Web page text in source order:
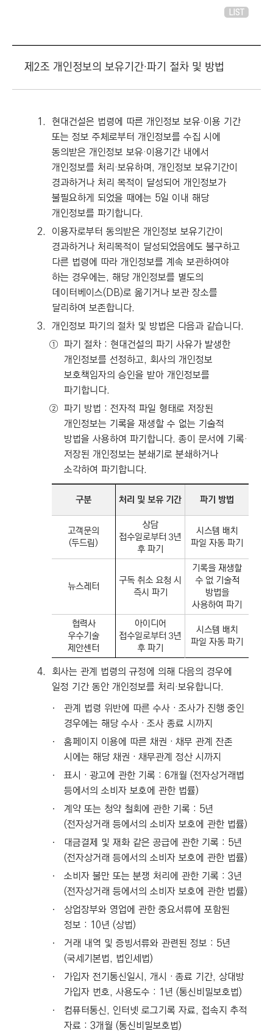
LIST
제2조 개인정보의 보유기간·파기 절차 및 방법
1. 현대건설은 법령에 따른 개인정보 보유·이용 기간
또는 정보 주체로부터 개인정보를 수집 시에
동의받은 개인정보 보유·이용기간 내에서
개인정보를 처리·보유하며, 개인정보 보유기간이
경과하거나 처리 목적이 달성되어 개인정보가
불필요하게 되었을 때에는 5일 이내 해당
개인정보를 파기합니다.
2. 이용자로부터 동의받은 개인정보 보유기간이
경과하거나 처리목적이 달성되었음에도 불구하고
다른 법령에 따라 개인정보를 계속 보관하여야
하는 경우에는, 해당 개인정보를 별도의
데이터베이스(DB)로 옮기거나 보관 장소를
달리하여 보존합니다.
3. 개인정보 파기의 절차 및 방법은 다음과 같습니다.
① 파기 절차 : 현대건설의 파기 사유가 발생한
개인정보를 선정하고, 회사의 개인정보
보호책임자의 승인을 받아 개인정보를
파기합니다.
② 파기 방법 : 전자적 파일 형태로 저장된
개인정보는 기록을 재생할 수 없는 기술적
방법을 사용하여 파기합니다. 종이 문서에 기록·
저장된 개인정보는 분쇄기로 분쇄하거나
소각하여 파기합니다.
구분 처리 및 보유 기간 파기 방법
고객문의
(두드림)
상담
접수일로부터 3년
후 파기
시스템 배치
파일 자동 파기
뉴스레터
구독 취소 요청 시
즉시 파기
기록을 재생할
수 없 기술적
방법을
사용하여 파기
협력사
우수기술
제안센터
아이디어
접수일로부터 3년
후 파기
시스템 배치
파일 자동 파기
4. 회사는 관계 법령의 규정에 의해 다음의 경우에
일정 기간 동안 개인정보를 처리·보유합니다.
ㆍ
관계 법령 위반에 따른 수사‧조사가 진행 중인
경우에는 해당 수사‧조사 종료 시까지
ㆍ
홈페이지 이용에 따른 채권‧채무 관계 잔존
시에는 해당 채권‧채무관계 정산 시까지
ㆍ
표시‧광고에 관한 기록 : 6개월 (전자상거래법
등에서의 소비자 보호에 관한 법률)
ㆍ
계약 또는 청약 철회에 관한 기록 : 5년
(전자상거래 등에서의 소비자 보호에 관한 법률)
ㆍ
대금결제 및 재화 같은 공급에 관한 기록 : 5년
(전자상거래 등에서의 소비자 보호에 관한 법률)
ㆍ
소비자 불만 또는 분쟁 처리에 관한 기록 : 3년
(전자상거래 등에서의 소비자 보호에 관한 법률)
ㆍ
상업장부와 영업에 관한 중요서류에 포함된
정보 : 10년 (상법)
ㆍ
거래 내역 및 증빙서류와 관련된 정보 : 5년
(국세기본법, 법인세법)
ㆍ
가입자 전기통신일시, 개시‧종료 기간, 상대방
가입자 번호, 사용도수 : 1년 (통신비밀보호법)
ㆍ
컴퓨터통신, 인터넷 로그기록 자료, 접속지 추적
자료 : 3개월 (통신비밀보호법)